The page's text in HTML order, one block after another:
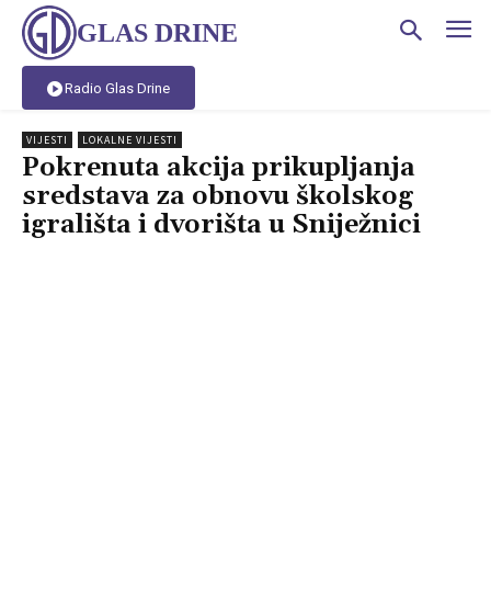
GLAS DRINE
Radio Glas Drine
VIJESTI LOKALNE VIJESTI
Pokrenuta akcija prikupljanja
sredstava za obnovu školskog
igrališta i dvorišta u Sniježnici